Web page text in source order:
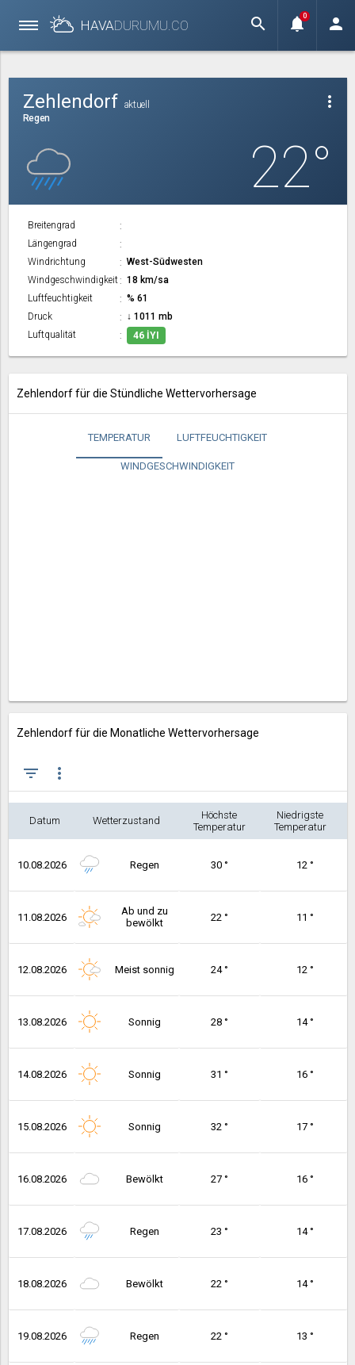
HAVADURUMU.CO search notifications
0 person
more_vert
Zehlendorf
aktuell
Regen
22°
Breitengrad
Längengrad
Windrichtung
West-Südwesten
Windgeschwindigkeit
18 km/sa
Luftfeuchtigkeit
% 61
Druck
↓ 1011 mb
Luftqualität
46 İYI
Zehlendorf für die Stündliche Wettervorhersage
TEMPERATUR LUFTFEUCHTIGKEIT
WINDGESCHWINDIGKEIT
Zehlendorf für die Monatliche Wettervorhersage
filter_list more_vert
Datum Wetterzustand
Höchste
Temperatur
Niedrigste
Temperatur
10.08.2026 Regen 30 ° 12 °
11.08.2026
Ab und zu
bewölkt
22 ° 11 °
12.08.2026 Meist sonnig 24 ° 12 °
13.08.2026 Sonnig 28 ° 14 °
14.08.2026 Sonnig 31 ° 16 °
15.08.2026 Sonnig 32 ° 17 °
16.08.2026 Bewölkt 27 ° 16 °
17.08.2026 Regen 23 ° 14 °
18.08.2026 Bewölkt 22 ° 14 °
19.08.2026 Regen 22 ° 13 °